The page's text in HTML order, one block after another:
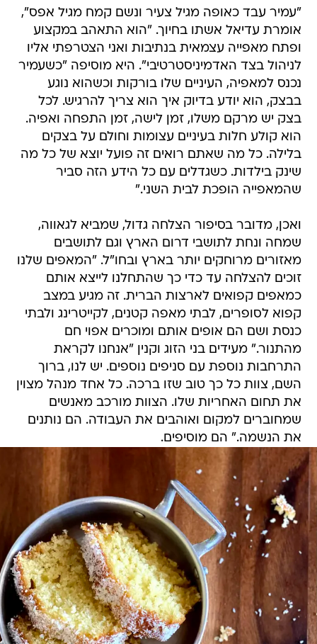
"עמיר עבד כאופה מגיל צעיר ונשם קמח מגיל אפס",
אומרת עדיאל אשתו בחיוך. "הוא התאהב במקצוע
ופתח מאפייה עצמאית בנתיבות ואני הצטרפתי אליו
לניהול בצד האדמיניסטרטיבי". היא מוסיפה "כשעמיר
נכנס למאפיה, העיניים שלו בורקות וכשהוא נוגע
בבצק, הוא יודע בדיוק איך הוא צריך להרגיש. לכל
בצק יש מרקם משלו, זמן לישה, זמן התפחה ואפיה.
הוא קולע חלות בעיניים עצומות וחולם על בצקים
בלילה. כל מה שאתם רואים זה פועל יוצא של כל מה
שינק בילדות. כשגדלים עם כל הידע הזה סביר
שהמאפייה הופכת לבית השני."
ואכן, מדובר בסיפור הצלחה גדול, שמביא לגאווה,
שמחה ונחת לתושבי דרום הארץ וגם לתושבים
מאזורים מרוחקים יותר בארץ ובחו"ל. "המאפים שלנו
זוכים להצלחה עד כדי כך שהתחלנו לייצא אותם
כמאפים קפואים לארצות הברית. זה מגיע במצב
קפוא לסופרים, לבתי מאפה קטנים, לקייטרינג ולבתי
כנסת ושם הם אופים אותם ומוכרים אפוי חם
מהתנור." מעידים בני הזוג וקנין "אנחנו לקראת
התרחבות נוספת עם סניפים נוספים. יש לנו, ברוך
השם, צוות כל כך טוב שזו ברכה. כל אחד מנהל מצוין
את תחום האחריות שלו. הצוות מורכב מאנשים
שמחוברים למקום ואוהבים את העבודה. הם נותנים
את הנשמה." הם מוסיפים.